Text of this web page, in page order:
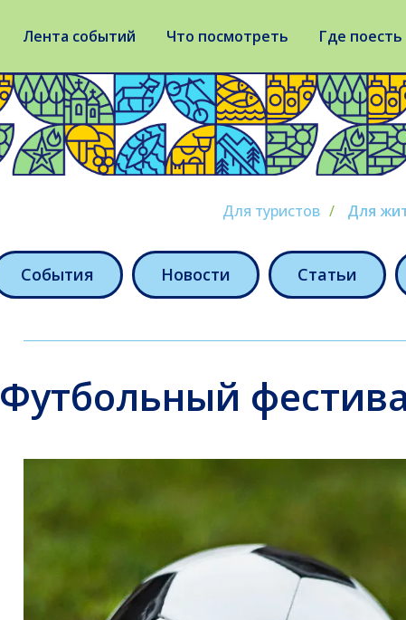
Лента событий Что посмотреть Где поесть
Для туристов / Для
События Новости Статьи
Футбольный